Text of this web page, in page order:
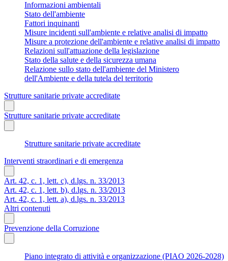
Informazioni ambientali
Stato dell'ambiente
Fattori inquinanti
Misure incidenti sull'ambiente e relative analisi di impatto
Misure a protezione dell'ambiente e relative analisi di impatto
Relazioni sull'attuazione della legislazione
Stato della salute e della sicurezza umana
Relazione sullo stato dell'ambiente del Ministero
dell'Ambiente e della tutela del territorio
Strutture sanitarie private accreditate
Strutture sanitarie private accreditate
Strutture sanitarie private accreditate
Interventi straordinari e di emergenza
Art. 42, c. 1, lett. c), d.lgs. n. 33/2013
Art. 42, c. 1, lett. b), d.lgs. n. 33/2013
Art. 42, c. 1, lett. a), d.lgs. n. 33/2013
Altri contenuti
Prevenzione della Corruzione
Piano integrato di attività e organizzazione (PIAO 2026-2028)